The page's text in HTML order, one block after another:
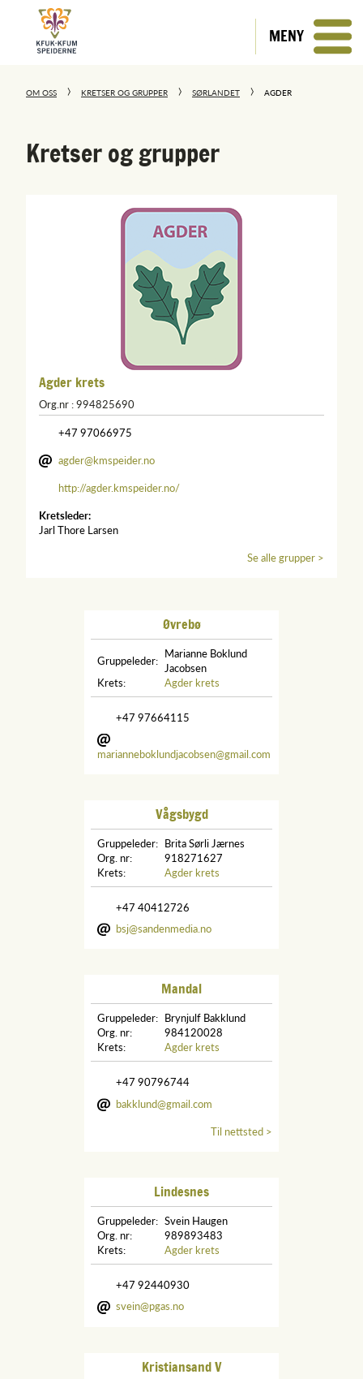
MENY
OM OSS KRETSER OG GRUPPER SØRLANDET AGDER
Kretser og grupper
Agder krets
Org.nr : 994825690
+47 97066975
agder@kmspeider.no
http://agder.kmspeider.no/
Kretsleder:
Jarl Thore Larsen
Se alle grupper >
Øvrebø
Gruppeleder: Marianne Boklund
Jacobsen
Krets:
Agder krets
+47 97664115
marianneboklundjacobsen@gmail.com
Vågsbygd
Gruppeleder: Brita Sørli Jærnes
Org. nr:
918271627
Krets:
Agder krets
+47 40412726
bsj@sandenmedia.no
Mandal
Gruppeleder: Brynjulf Bakklund
Org. nr:
984120028
Krets:
Agder krets
+47 90796744
bakklund@gmail.com
Til nettsted >
Lindesnes
Gruppeleder: Svein Haugen
Org. nr:
989893483
Krets:
Agder krets
+47 92440930
svein@pgas.no
Kristiansand V